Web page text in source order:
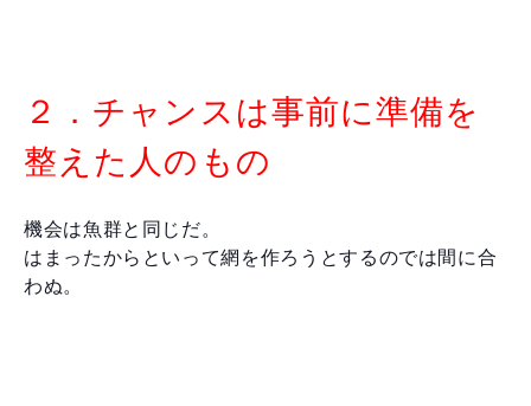
２．チャンスは事前に準備を
整えた人のもの
機会は魚群と同じだ。
はまったからといって網を作ろうとするのでは間に合
わぬ。